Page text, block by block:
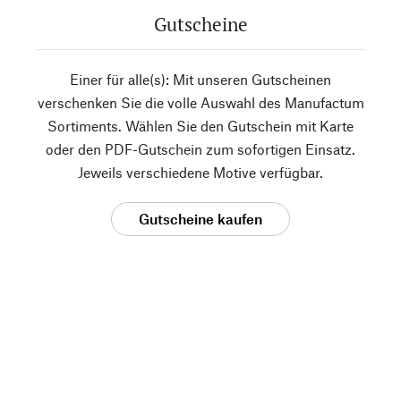
Gutscheine
Einer für alle(s): Mit unseren Gutscheinen
verschenken Sie die volle Auswahl des Manufactum
Sortiments. Wählen Sie den Gutschein mit Karte
oder den PDF-Gutschein zum sofortigen Einsatz.
Jeweils verschiedene Motive verfügbar.
Gutscheine kaufen